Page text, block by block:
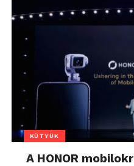
KÜTYÜK
A HONOR